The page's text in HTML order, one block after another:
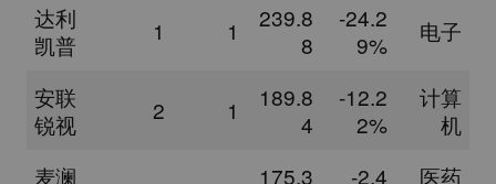
达利
凯普
1 1
239.8
8
-24.2
9%
电子
安联
锐视
2 1
189.8
4
-12.2
2%
计算
机
麦澜
175.3 -2.4 医药